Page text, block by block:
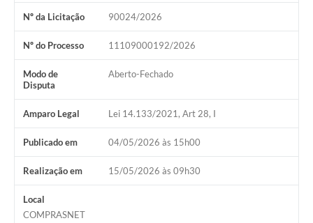
Nº da Licitação 90024/2026
Nº do Processo 11109000192/2026
Modo de
Disputa
Aberto-Fechado
Amparo Legal Lei 14.133/2021, Art 28, I
Publicado em 04/05/2026 às 15h00
Realização em 15/05/2026 às 09h30
Local
COMPRASNET